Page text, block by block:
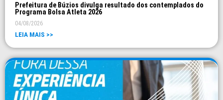
Prefeitura de Búzios divulga resultado dos contemplados do
Programa Bolsa Atleta 2026
04/08/2026
LEIA MAIS >>